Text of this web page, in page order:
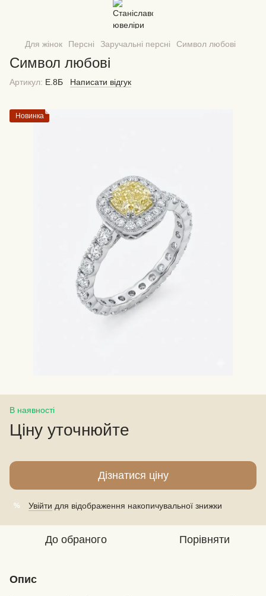
Для жінок Персні Заручальні персні Символ любові
Символ любові
Артикул: Е.8Б Написати відгук
Новинка
В наявності
Ціну уточнюйте
Дізнатися ціну
% Увійти для відображення накопичувальної знижки
До обраного Порівняти
Опис